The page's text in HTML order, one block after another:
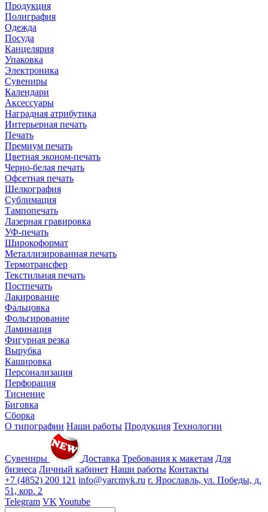
Продукция
Полиграфия
Одежда
Посуда
Канцелярия
Упаковка
Электроника
Сувениры
Календари
Аксессуары
Наградная атрибутика
Интерьерная печать
Печать
Премиум печать
Цветная эконом-печать
Черно-белая печать
Офсетная печать
Шелкография
Сублимация
Тампопечать
Лазерная гравировка
УФ-печать
Широкоформат
Металлизированная печать
Термотрансфер
Текстильная печать
Постпечать
Лакирование
Фальцовка
Фольгирование
Ламинация
Фигурная резка
Вырубка
Кашировка
Персонализация
Перфорация
Тиснение
Биговка
Сборка
О типографии Наши работы Продукция Технологии
Сувениры Доставка Требования к макетам Для
бизнеса Личный кабинет Наши работы Контакты
+7 (4852) 200 121 info@yarcmyk.ru г. Ярославль, ул. Победы, д.
51, кор. 2
Telegram VK Youtube